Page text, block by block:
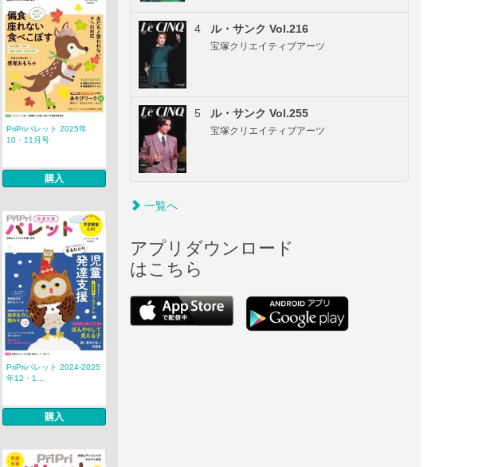
PriPriパレット 2025年
10・11月号
購入
PriPriパレット 2024-2025
年12・1...
購入
4 ル・サンク Vol.216
宝塚クリエイティブアーツ
5 ル・サンク Vol.255
宝塚クリエイティブアーツ
一覧へ
アプリダウンロード
はこちら